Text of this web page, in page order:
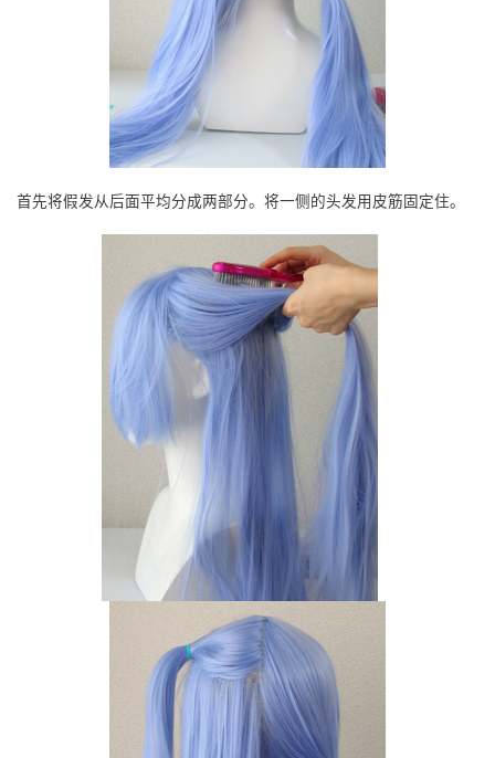
首先将假发从后面平均分成两部分。将一侧的头发用皮筋固定住。